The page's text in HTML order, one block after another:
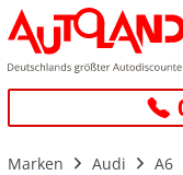
Marken Audi A6